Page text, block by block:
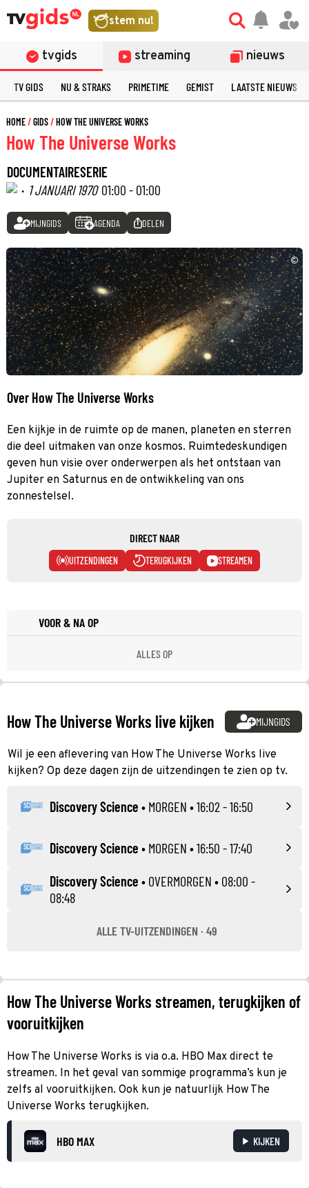
stem nu!
tvgids streaming nieuws
TV GIDS NU & STRAKS PRIMETIME GEMIST LAATSTE NIEUWS
HOME GIDS HOW THE UNIVERSE WORKS
How The Universe Works
DOCUMENTAIRESERIE
· 1 JANUARI 1970 01:00 - 01:00
MIJNGIDS AGENDA DELEN
©
Over How The Universe Works
Een kijkje in de ruimte op de manen, planeten en sterren
die deel uitmaken van onze kosmos. Ruimtedeskundigen
geven hun visie over onderwerpen als het ontstaan van
Jupiter en Saturnus en de ontwikkeling van ons
zonnestelsel.
DIRECT NAAR
UITZENDINGEN TERUGKIJKEN STREAMEN
VOOR & NA OP
ALLES OP
How The Universe Works live kijken MIJNGIDS
Wil je een aflevering van How The Universe Works live
kijken? Op deze dagen zijn de uitzendingen te zien op tv.
Discovery Science • MORGEN • 16:02 - 16:50
Discovery Science • MORGEN • 16:50 - 17:40
Discovery Science • OVERMORGEN • 08:00 -
08:48
ALLE TV-UITZENDINGEN · 49
How The Universe Works streamen, terugkijken of
vooruitkijken
How The Universe Works is via o.a. HBO Max direct te
streamen. In het geval van sommige programma’s kun je
zelfs al vooruitkijken. Ook kun je natuurlijk How The
Universe Works terugkijken.
HBO MAX KIJKEN